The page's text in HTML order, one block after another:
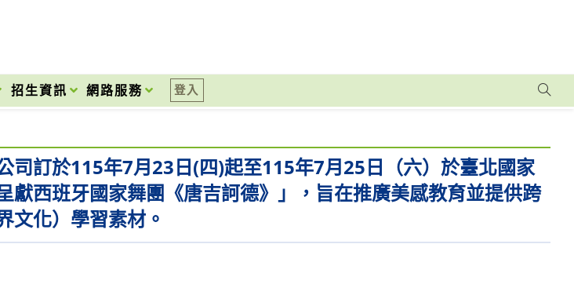
招生資訊 網路服務 登入
司訂於115年7月23日(四)起至115年7月25日（六）於臺北國家
獻西班牙國家舞團《唐吉訶德》」，旨在推廣美感教育並提供跨
文化）學習素材。